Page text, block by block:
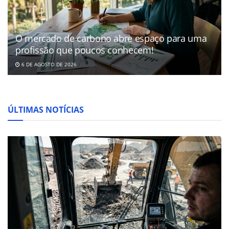
O mercado de carbono abre espaço para uma
profissão que poucos conhecem!
6 DE AGOSTO DE 2026
ÚLTIMAS NOTÍCIAS